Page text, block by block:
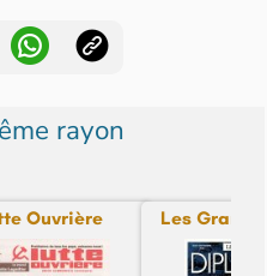
rayon
Ouvrière Les Grands